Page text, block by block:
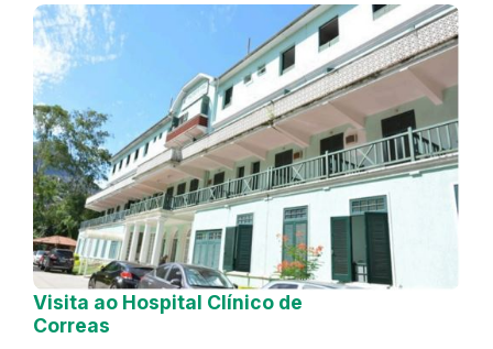
Visita ao Hospital Clínico de
Correas